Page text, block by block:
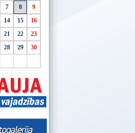
7 8
9
14 15
16
21 22
23
28 29
30